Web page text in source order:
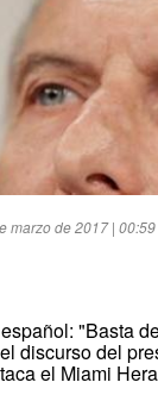
marzo de 2017 | 00:59
"Basta
discurso del
el Miami